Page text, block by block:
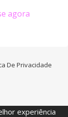
agora
De Privacidade
experiência